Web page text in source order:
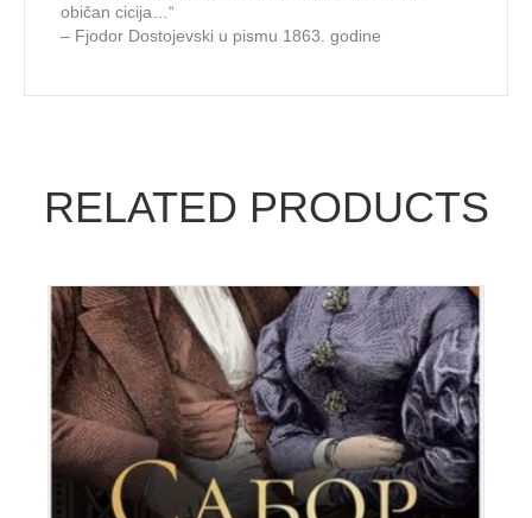
običan cicija…“
– Fjodor Dostojevski u pismu 1863. godine
RELATED PRODUCTS